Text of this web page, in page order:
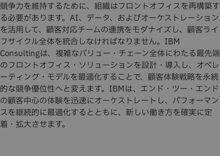
競争力を維持するために、組織はフロントオフィスを再構築す
る必要があります。AI、データ、およびオーケストレーション
を活用して、顧客対応チームの連携をモダナイズし、顧客ライ
フサイクル全体を統合しなければなりません。IBM
Consultingは、複雑なバリュー・チェーン全体にわたる最先端
のフロントオフィス・ソリューションを設計・導入し、オペレ
ーティング・モデルを最適化することで、顧客体験戦略を永続
的な競争優位性へと変えます。IBMは、エンド・ツー・エンド
の顧客中心の体験を迅速にオーケストレートし、パフォーマン
スを継続的に最適化するとともに、新しい働き方を確実に定
着・拡大させます。